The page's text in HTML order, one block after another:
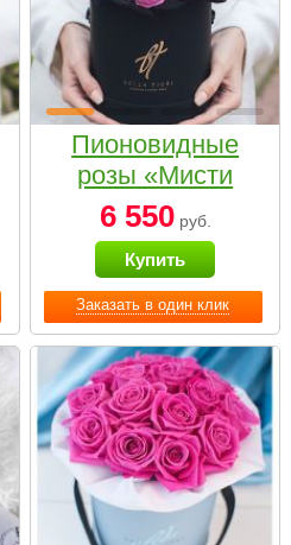
Заказать в один клик
Пионовидные
розы «Мисти
бабблс» в
черной коробке
Small
6 550руб.
Купить